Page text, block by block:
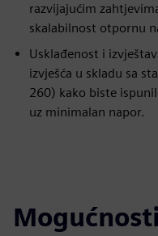
razvijajućim
skalabilnost otpornu
Usklađenost i
izvješća u skladu sa
260) kako biste
uz minimalan napor.
Mogućnosti